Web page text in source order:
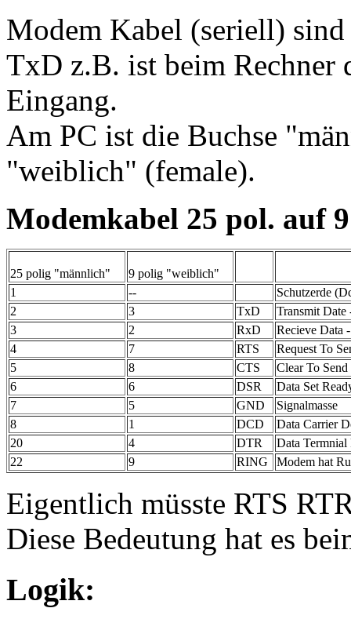
Modem Kabel (seriell)
TxD z.B. ist beim Rechner
Eingang.
Am PC ist die Buchse
"weiblich" (female).
Modemkabel 25 pol. auf
25 polig "männlich"
9 polig "weiblich"
1
--
Schutzerde
2
3 TxD
Transmit Date
3
2 RxD
Recieve Data
4
7 RTS
Request To
5
8 CTS
Clear To
6
6 DSR
Data Set
7
5 GND
Signalmasse
8
1 DCD
Data Carrier
20
4 DTR
Data Termnial
22
9 RING Modem hat
Eigentlich müsste RTS
Diese Bedeutung hat es
Logik: